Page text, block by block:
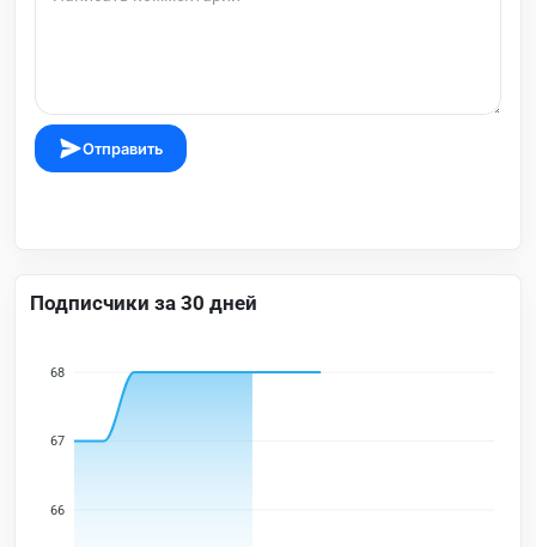
Отправить
Подписчики за 30 дней
68
67
66